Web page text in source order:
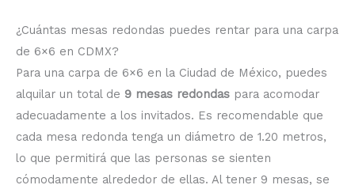
¿Cuántas mesas redondas puedes rentar para una carpa
de 6×6 en CDMX?
Para una carpa de 6×6 en la Ciudad de México, puedes
alquilar un total de 9 mesas redondas para acomodar
adecuadamente a los invitados. Es recomendable que
cada mesa redonda tenga un diámetro de 1.20 metros,
lo que permitirá que las personas se sienten
cómodamente alrededor de ellas. Al tener 9 mesas, se